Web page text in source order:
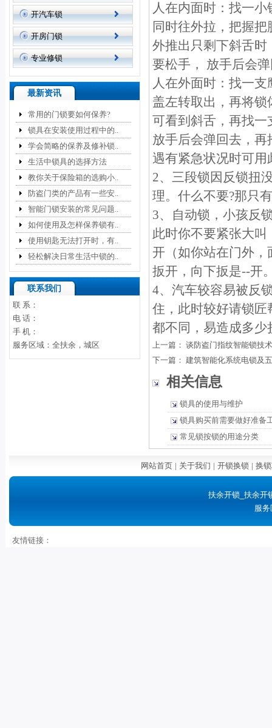
开汽车锁
开房门锁
专业修锁
最新资讯
常用的门锁要如何保养?
锁具在安装使用过程中的..
学会简略的保养及修补锁..
生活中锁具的选择方法
教你关于保险箱的选购小..
防盗门类的产品有一些安..
智能门锁安装的常见问题..
如何使用及怎样保养锁有..
使用钥匙无法打开时，有..
轻松解决日常生活中锁的..
联系我们
联 系：
电 话：
手 机：
服务区域：全扶余，城区
人在内面时：找一
同时往外拉，把握
外推出只剩下斜舌
要松手， 放手后会
人在外面时：找一
盖左转取出，再将
可看到斜舌，再找
放手后会弹回去，
遇有紧急状况时可
2、三段锁因反锁扭
理。什么不要?那只
3、自动锁，小孩反
此时你不要紧张大
开（如你站在门外
扳开，向下扳是--开
4、汽车较容易被反
住，此时较好请锁
都不同，易造成多
上一篇： 谈防盗门指纹智能锁技术
下一篇： 建筑智能化系统电锁及
相关信息
锁具的使用与维护
锁具购买前需要做好准备
常见锁按锁的用途分类
网站首页 | 关于我们 | 开锁换锁 | 换
扶余开锁_扶余开
服
友情链接：